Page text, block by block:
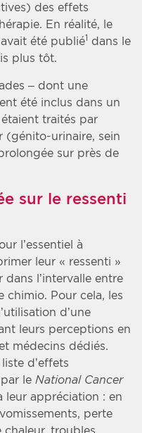
des effets
En réalité, le
été publié1 dans le
plus tôt.
– dont une
été inclus dans un
traités par
(génito-urinaire, sein
sur près de
sur le ressenti
l’essentiel à
leur « ressenti »
l’intervalle entre
chimio. Pour cela, les
d’une
leurs perceptions en
médecins dédiés.
d’effets
le National Cancer
leur appréciation : en
perte
troubles